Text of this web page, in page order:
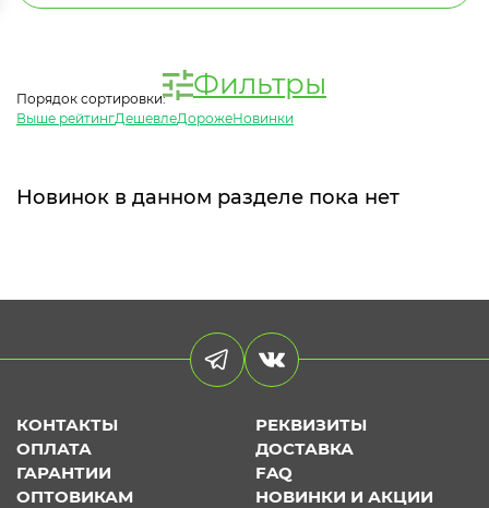
Фильтры
Порядок сортировки:
Выше рейтингДешевлеДорожеНовинки
Новинок в данном разделе пока нет
КОНТАКТЫ
РЕКВИЗИТЫ
ОПЛАТА
ДОСТАВКА
ГАРАНТИИ
FAQ
ОПТОВИКАМ
НОВИНКИ И АКЦИИ